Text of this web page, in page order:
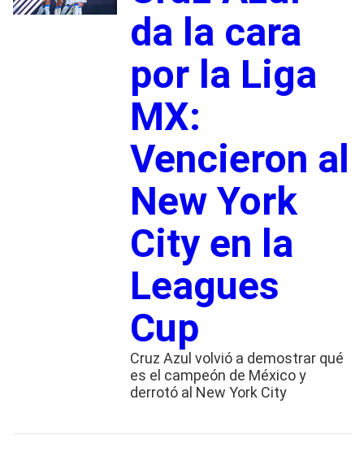
da la cara
por la Liga
MX:
Vencieron al
New York
City en la
Leagues
Cup
Cruz Azul volvió a demostrar qué
es el campeón de México y
derrotó al New York City